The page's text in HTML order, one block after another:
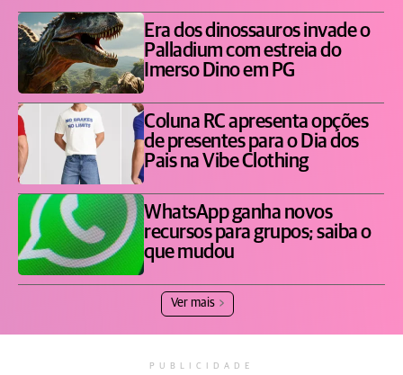
Era dos dinossauros invade o
Palladium com estreia do
Imerso Dino em PG
Coluna RC apresenta opções
de presentes para o Dia dos
Pais na Vibe Clothing
WhatsApp ganha novos
recursos para grupos; saiba o
que mudou
Ver mais
PUBLICIDADE